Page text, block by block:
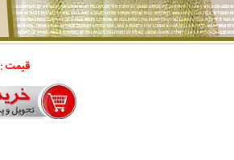
قیمت :